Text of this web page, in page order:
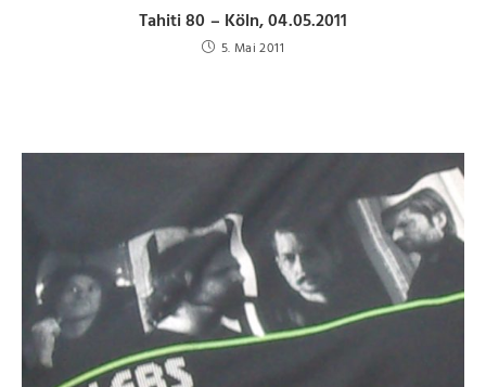
Tahiti 80 – Köln, 04.05.2011
5. Mai 2011